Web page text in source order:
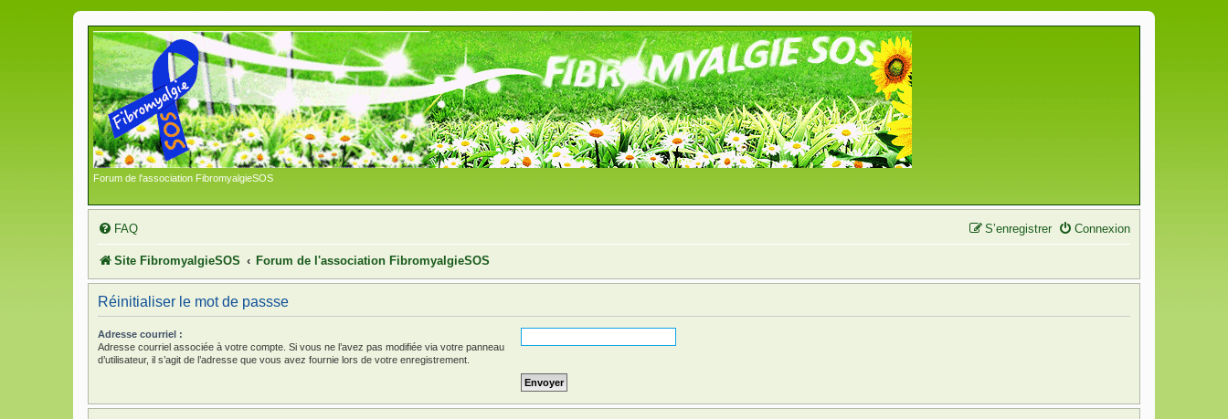
Forum de l'association FibromyalgieSOS
FAQ Connexion
S’enregistrer
Site FibromyalgieSOS Forum de l'association FibromyalgieSOS
Réinitialiser le mot de passse
Adresse courriel :
Adresse courriel associée à votre compte. Si vous ne l’avez pas modifiée via votre panneau
d’utilisateur, il s’agit de l’adresse que vous avez fournie lors de votre enregistrement.